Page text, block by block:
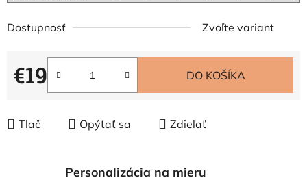
Dostupnosť Zvoľte variant
€19
Jednotková cena:
DO KOŠÍKA
Tlač Opýtať sa Zdieľať
Personalizácia na mieru